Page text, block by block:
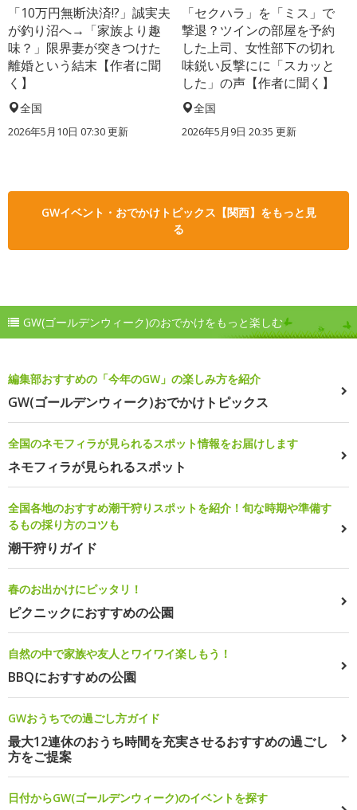
「10万円無断決済!?」誠実夫
が釣り沼へ→「家族より趣
味？」限界妻が突きつけた
離婚という結末【作者に聞
く】
全国
2026年5月10日 07:30 更新
「セクハラ」を「ミス」で
撃退？ツインの部屋を予約
した上司、女性部下の切れ
味鋭い反撃にに「スカッと
した」の声【作者に聞く】
全国
2026年5月9日 20:35 更新
GWイベント・おでかけトピックス【関西】をもっと見
る
GW(ゴールデンウィーク)のおでかけをもっと楽しむ
編集部おすすめの「今年のGW」の楽しみ方を紹介
GW(ゴールデンウィーク)おでかけトピックス
全国のネモフィラが見られるスポット情報をお届けします
ネモフィラが見られるスポット
全国各地のおすすめ潮干狩りスポットを紹介！旬な時期や準備す
るもの採り方のコツも
潮干狩りガイド
春のお出かけにピッタリ！
ピクニックにおすすめの公園
自然の中で家族や友人とワイワイ楽しもう！
BBQにおすすめの公園
GWおうちでの過ごし方ガイド
最大12連休のおうち時間を充実させるおすすめの過ごし
方をご提案
日付からGW(ゴールデンウィーク)のイベントを探す